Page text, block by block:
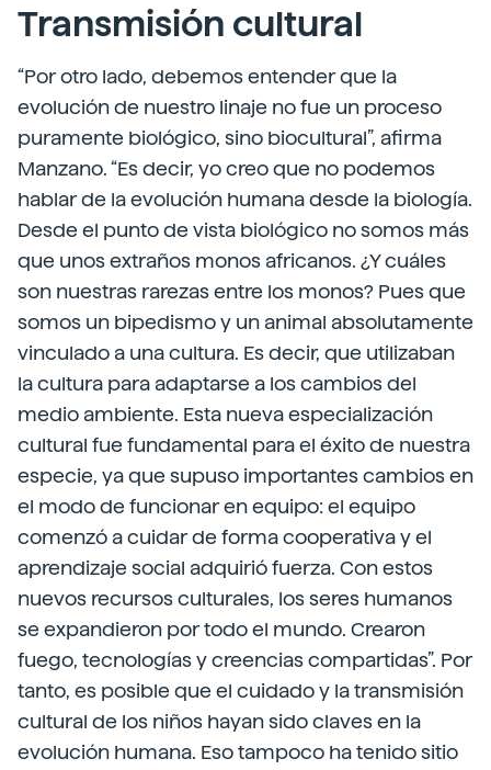
Transmisión cultural
“Por otro lado, debemos entender que la
evolución de nuestro linaje no fue un proceso
puramente biológico, sino biocultural”, afirma
Manzano. “Es decir, yo creo que no podemos
hablar de la evolución humana desde la biología.
Desde el punto de vista biológico no somos más
que unos extraños monos africanos. ¿Y cuáles
son nuestras rarezas entre los monos? Pues que
somos un bipedismo y un animal absolutamente
vinculado a una cultura. Es decir, que utilizaban
la cultura para adaptarse a los cambios del
medio ambiente. Esta nueva especialización
cultural fue fundamental para el éxito de nuestra
especie, ya que supuso importantes cambios en
el modo de funcionar en equipo: el equipo
comenzó a cuidar de forma cooperativa y el
aprendizaje social adquirió fuerza. Con estos
nuevos recursos culturales, los seres humanos
se expandieron por todo el mundo. Crearon
fuego, tecnologías y creencias compartidas”. Por
tanto, es posible que el cuidado y la transmisión
cultural de los niños hayan sido claves en la
evolución humana. Eso tampoco ha tenido sitio